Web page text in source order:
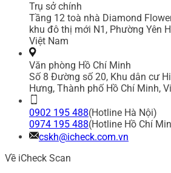
Trụ sở chính
Tầng 12 toà nhà Diamond
khu đô thị mới N1, Phường Yên
Việt Nam
Văn phòng Hồ Chí Minh
Số 8 Đường số 20, Khu dân cư
Hưng, Thành phố Hồ Chí Minh,
0902 195 488(Hotline Hà Nội)
0974 195 488(Hotline Hồ Chí
cskh@icheck.com.vn
Về iCheck Scan